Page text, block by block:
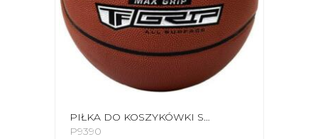
PIŁKA DO KOSZYKÓWKI SPALDING MAX GRIP BRĄZOWA 76873Z
P9390